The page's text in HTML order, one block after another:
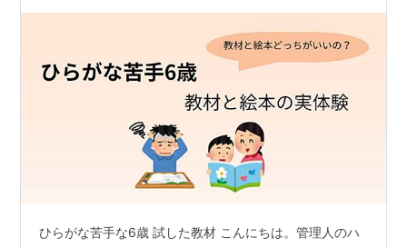
ひらがな苦手な6歳 試した教材 こんにちは。管理人のハ